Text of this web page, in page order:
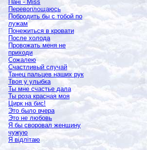
Пані - Miss
Перевоплощаюсь
Побродить бы с тобой по
лужам
Понежиться в кровати
После холода
Провожать меня не
приходи
Сожалею
Счастливый случай
Танец пальцев наших рук
Твоя у улыбка
Ты мне счастье дала
Ты роза красная моя
Цирк на бис!
Это было вчера
Это не любовь
Я бы своровал женщину
чужую
Я відлітаю